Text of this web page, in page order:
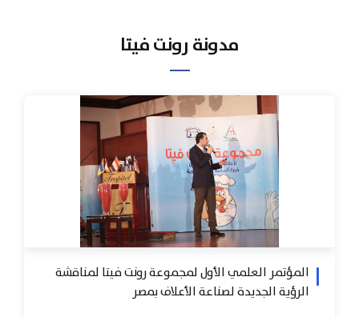
مدونة رونت فيتا
المؤتمر العلمي الأول لمجموعة رونت فيتا لمناقشة
الرؤية الجديدة لصناعة الأعلاف بمصر